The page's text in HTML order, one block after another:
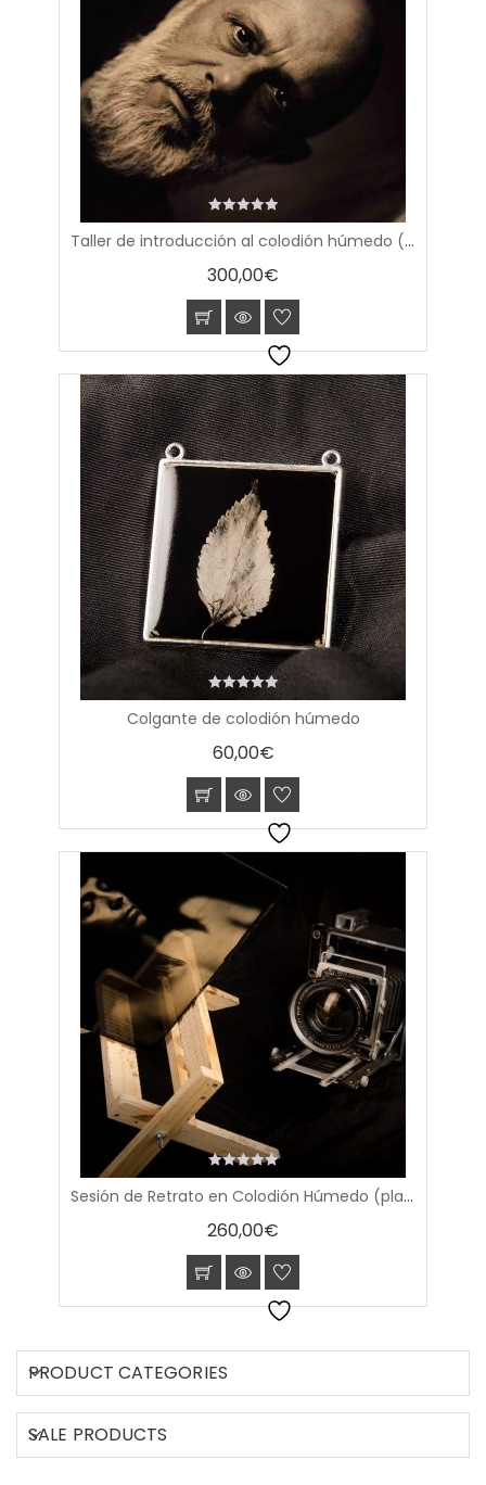
Taller de introducción al colodión húmedo (14-15 marzo 2026)
0
out
5
300,00€
Colgante de colodión húmedo
0
out
560,00€
Sesión de Retrato en Colodión Húmedo (placa de 20x25cm)
0
out
5
260,00€
PRODUCT CATEGORIES
SALE PRODUCTS